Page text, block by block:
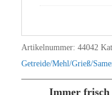
Artikelnummer: 44042
Getreide/Mehl/Grieß/
Immer frisch